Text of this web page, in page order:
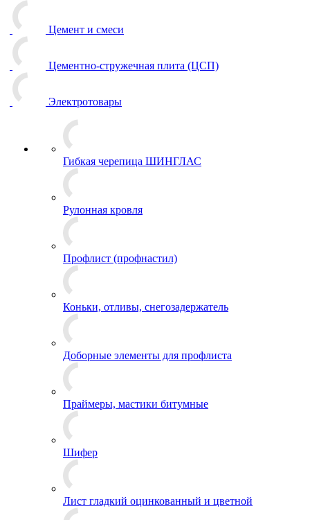
Цемент и смеси
Цементно-стружечная плита (ЦСП)
Электротовары
Гибкая черепица ШИНГЛАС
Рулонная кровля
Профлист (профнастил)
Коньки, отливы, снегозадержатель
Доборные элементы для профлиста
Праймеры, мастики битумные
Шифер
Лист гладкий оцинкованный и цветной